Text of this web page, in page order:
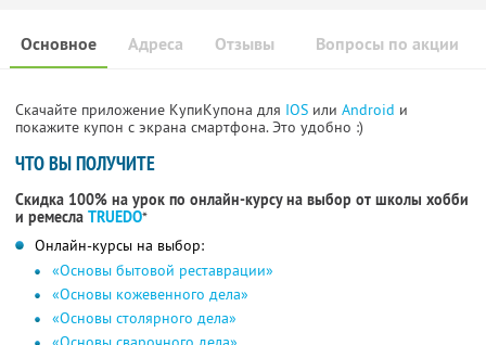
Основное Отзывы Вопросы по акции
Адреса
Скачайте приложение КупиКупона для IOS или Android и
покажите купон с экрана смартфона. Это удобно :)
ЧТО ВЫ ПОЛУЧИТЕ
Скидка 100% на урок по онлайн-курсу на выбор от школы хобби
и ремесла TRUEDO*
Онлайн-курсы на выбор:
«Основы бытовой реставрации»
«Основы кожевенного дела»
«Основы столярного дела»